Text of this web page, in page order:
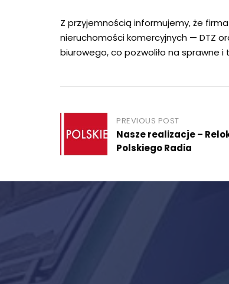
Z przyjemnością informujemy, że
nieruchomości komercyjnych — DTZ
biurowego, co pozwoliło na sprawne
navigation
PREVIOUS POST
Nasze realizacje –
Polskiego Radia